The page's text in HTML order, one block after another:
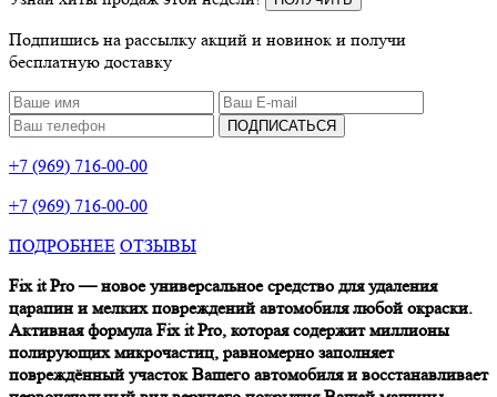
Подпишись на рассылку акций и новинок и получи
бесплатную доставку
ПОДПИСАТЬСЯ
+7 (969) 716-00-00
+7 (969) 716-00-00
ПОДРОБНЕЕ ОТЗЫВЫ
Fix it Pro — новое универсальное средство для удаления
царапин и мелких повреждений автомобиля любой окраски.
Активная формула Fix it Pro, которая содержит миллионы
полирующих микрочастиц, равномерно заполняет
повреждённый участок Вашего автомобиля и восстанавливает